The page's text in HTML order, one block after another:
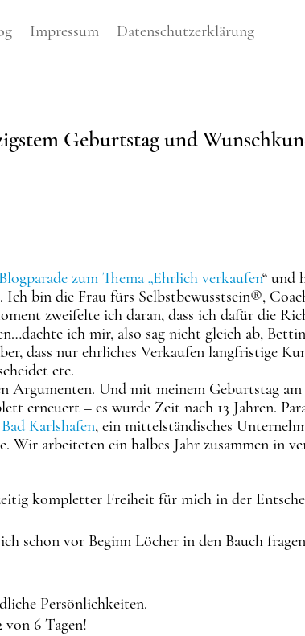
Impressum Datenschutzerklärung
Geburtstag und
Blogparade zum Thema „Ehrlich verkaufen“ und
Ich bin die Frau fürs Selbstbewusstsein®,
zweifelte ich daran, dass ich dafür die
ich mir, also sag nicht gleich ab,
dass nur ehrliches Verkaufen langfristige
etc.
Und mit meinem Geburtstag am
erneuert – es wurde Zeit nach 13 Jahren.
Karlshafen, ein mittelständisches
arbeiteten ein halbes Jahr zusammen in
kompletter Freiheit für mich in der
schon vor Beginn Löcher in den Bauch
Persönlichkeiten.
von 6 Tagen!